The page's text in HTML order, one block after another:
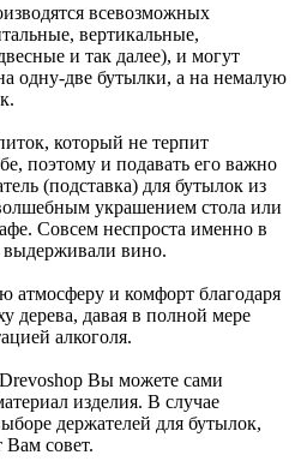
всевозможных
вертикальные,
и так далее), и могут
одну-две бутылки, а на немалую
который не терпит
поэтому и подавать его важно
(подставка) для бутылок из
украшением стола или
Совсем неспроста именно в
выдерживали вино.
атмосферу и комфорт благодаря
дерева, давая в полной мере
алкоголя.
Вы можете сами
изделия. В случае
держателей для бутылок,
совет.